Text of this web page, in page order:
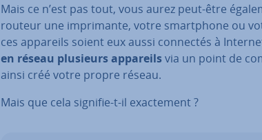
Mais ce n’est pas tout, vous aurez peut-être
routeur une im­pri­mante, votre smart­phone ou
ces appareils soient eux aussi connectés à
en réseau plusieurs appareilsvia un point de
ainsi créé votre propre réseau.
Mais que cela signifie-t-il exac­te­ment ?